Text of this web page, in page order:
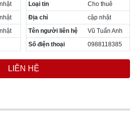
Loại tin
Cho thuê
Địa chỉ
cập nhật
Tên người liên hệ
Vũ Tuấn Anh
Số điện thoại
0988118385
LIÊN HỆ